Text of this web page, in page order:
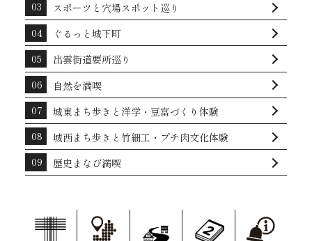
スポーツと穴場スポット巡り
ぐるっと城下町
出雲街道要所巡り
自然を満喫
城東まち歩きと洋学・豆富づくり体験
城西まち歩きと竹細工・プチ肉文化体験
歴史まなび満喫